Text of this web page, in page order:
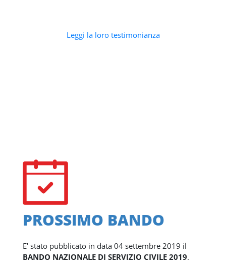
Leggi la loro testimonianza
PROSSIMO BANDO
E' stato pubblicato in data 04 settembre 2019 il
BANDO NAZIONALE DI SERVIZIO CIVILE 2019.